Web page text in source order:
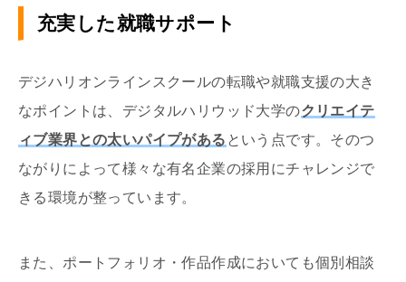
充実した就職サポート
デジハリオンラインスクールの転職や就職支援の大き
なポイントは、デジタルハリウッド大学のクリエイテ
ィブ業界との太いパイプがある という点です。そのつ
ながりによって様々な有名企業の採用にチャレンジで
きる環境が整っています。
また、ポートフォリオ・作品作成においても個別相談